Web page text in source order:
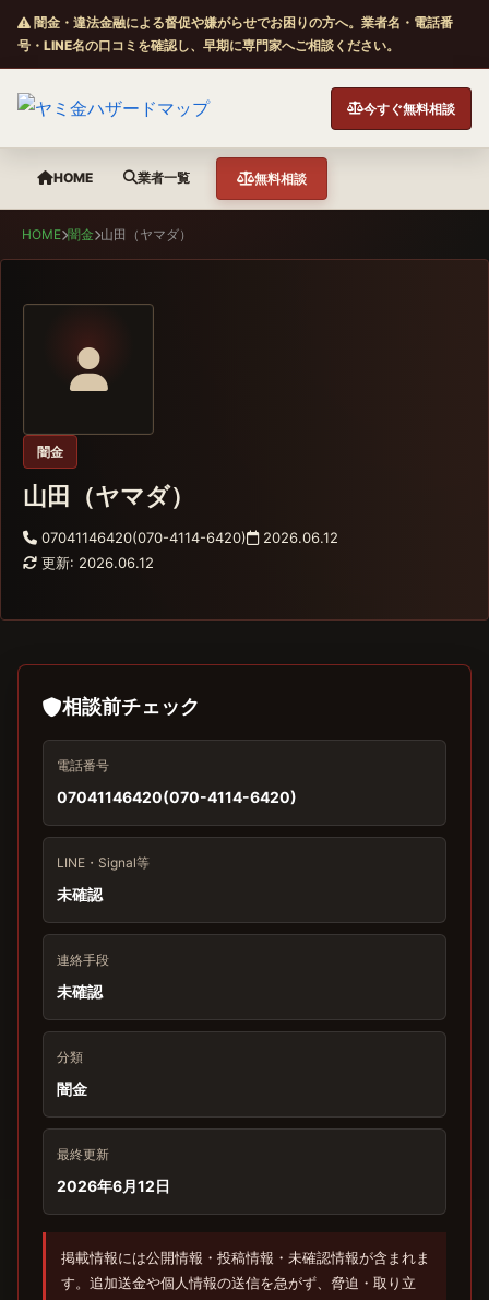
闇金・違法金融による督促や嫌がらせでお困りの方へ。業者名・電話番
号・LINE名の口コミを確認し、早期に専門家へご相談ください。
今すぐ無料相談
HOME 業者一覧 無料相談
HOME 闇金 山田（ヤマダ）
闇金
山田（ヤマダ）
07041146420(070-4114-6420)
2026.06.12
更新: 2026.06.12
相談前チェック
電話番号
07041146420(070-4114-6420)
LINE・Signal等
未確認
連絡手段
未確認
分類
闇金
最終更新
2026年6月12日
掲載情報には公開情報・投稿情報・未確認情報が含まれま
す。追加送金や個人情報の送信を急がず、脅迫・取り立